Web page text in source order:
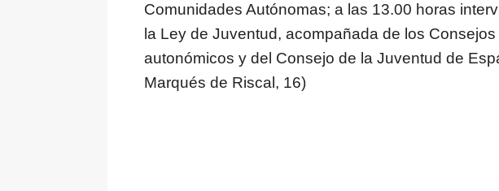
Comunidades Autónomas; a las 13.00 horas
la Ley de Juventud, acompañada de los
autonómicos y del Consejo de la Juventud de
Marqués de Riscal, 16)